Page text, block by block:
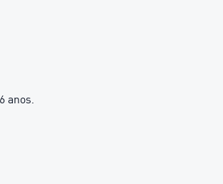
anos.